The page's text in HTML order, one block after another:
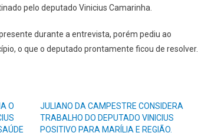
pelo deputado Vinicius Camarinha.
durante a entrevista, porém pediu ao
o que o deputado prontamente ficou de resolver.
O
JULIANO DA CAMPESTRE CONSIDERA
TRABALHO DO DEPUTADO VINICIUS
POSITIVO PARA MARÍLIA E REGIÃO.